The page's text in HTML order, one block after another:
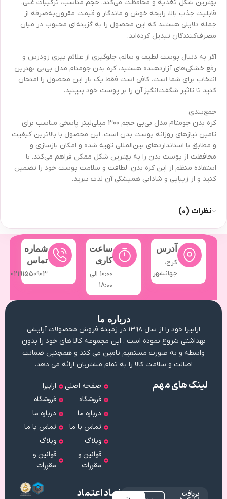
بهترین شکل تغذیه و محافظت می‌کند. حجم مناسب، ترکیبات غنی،
قابلیت جذب بالا، رایحه خوش و ماندگار و قیمت مقرون‌به‌صرفه از
جمله دلایلی هستند که این محصول را به گزینه‌ای محبوب در میان
مصرف‌کنندگان تبدیل کرده‌اند.
اگر به دنبال پوست لطیف و سالم، جلوگیری از علائم پیری زودرس و
رفع خشکی‌های آزاردهنده هستید، کره بدن جومتام مدل بی‌بی بهترین
انتخاب برای شما است. کافی است فقط یک بار این محصول را امتحان
کنید تا تاثیر شگفت‌انگیز آن را بر پوست خود ببینید.
جمع‌بندی
کره بدن جومتام مدل بی‌بی حجم 300 میلی‌لیتر پاسخی مناسب برای
تامین نیازهای روزانه پوست بدن است. این محصول با بالاترین کیفیت
و مطابق با استانداردهای بین‌المللی تهیه شده و امکان بازسازی و
محافظت از پوست بدن را به بهترین شکل ممکن فراهم می‌کند. با
استفاده منظم از این کره بدن، لطافت و سلامت پوست خود را تضمین
کنید و از زیبایی و شادابی همیشگی آن لذت ببرید.
نظرات (0)
آدرس
کرج،
جهانشهر
ساعت
کاری
10:۰۰ الی
18:۰۰
شماره
تماس
02191550903
لینک های مهم
صفحه اصلی
فروشگاه
درباره ما
تماس با ما
وبلاگ
قوانین و
مقررات
ارابیرا
فروشگاه
درباره ما
تماس با ما
وبلاگ
قوانین و
مقررات
درباره ما
ارابیرا خود را از سال ۱۳۹۸ در زمینه فروش محصولات آرایشی
بهداشتی شروع نموده است . این مجموعه کالا های خود را بدون
واسطه و به صورت مستقیم تامین می کند و همچنین ضمانت
اصالت و سلامت کالا را به تمام مشتریان ارائه می دهد.
دریافت نماد اعتماد